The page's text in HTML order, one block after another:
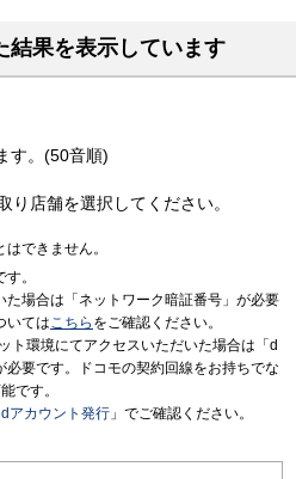
結果を表示しています
す。(50音順)
り店舗を選択してください。
できません。
。
た場合は「ネットワーク暗証番号」が必要
いてはこちら をご確認ください。
ト環境にてアクセスいただいた場合は「d
要です。ドコモの契約回線をお持ちでな
です。
dアカウント発行 」でご確認ください。